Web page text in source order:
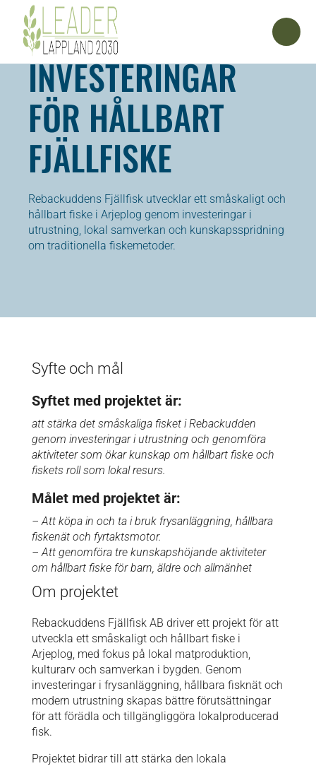
INVESTERINGAR
FÖR HÅLLBART
FJÄLLFISKE
Rebackuddens Fjällfisk utvecklar ett småskaligt och
hållbart fiske i Arjeplog genom investeringar i
utrustning, lokal samverkan och kunskapsspridning
om traditionella fiskemetoder.
Syfte och mål
Syftet med projektet är:
att stärka det småskaliga fisket i Rebackudden
genom investeringar i utrustning och genomföra
aktiviteter som ökar kunskap om hållbart fiske och
fiskets roll som lokal resurs.
Målet med projektet är:
– Att köpa in och ta i bruk frysanläggning, hållbara
fiskenät och fyrtaktsmotor.
– Att genomföra tre kunskapshöjande aktiviteter
om hållbart fiske för barn, äldre och allmänhet
Om projektet
Rebackuddens Fjällfisk AB driver ett projekt för att
utveckla ett småskaligt och hållbart fiske i
Arjeplog, med fokus på lokal matproduktion,
kulturarv och samverkan i bygden. Genom
investeringar i frysanläggning, hållbara fisknät och
modern utrustning skapas bättre förutsättningar
för att förädla och tillgängliggöra lokalproducerad
fisk.
Projektet bidrar till att stärka den lokala